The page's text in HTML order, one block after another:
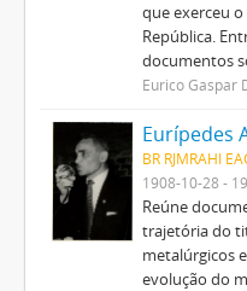
que exerceu
República.
documentos
Eurico Gaspar
Eurípedes
BR RJMRAHI
1908-10-28 -
Reúne
trajetória do
metalúrgicos
evolução do